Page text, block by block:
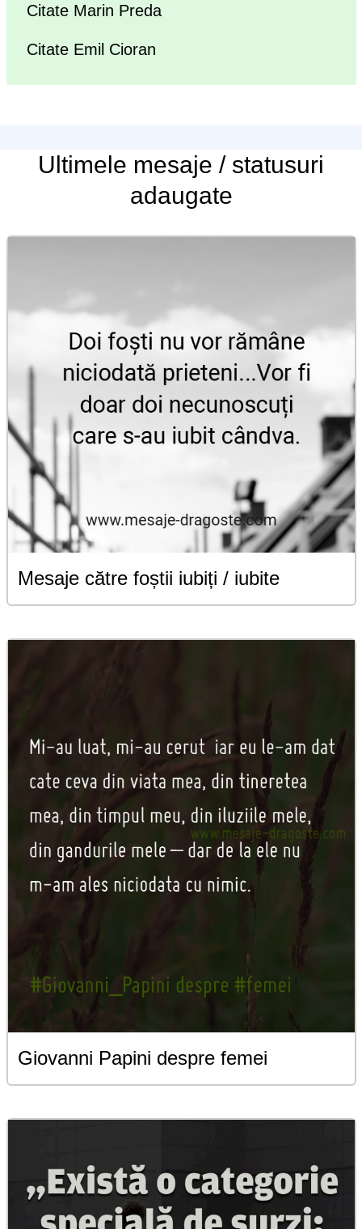
Citate Marin Preda
Citate Emil Cioran
Ultimele mesaje / statusuri
adaugate
Mesaje către foștii iubiți / iubite
Giovanni Papini despre femei